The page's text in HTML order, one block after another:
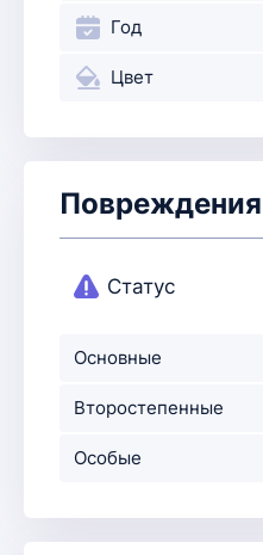
Год
Цвет
Повреждения
Статус
Основные
повреждения
Второстепенные
повр-ния
Особые